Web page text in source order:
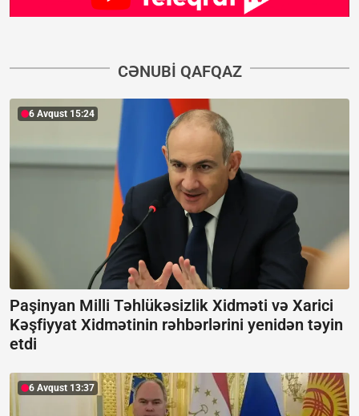
CƏNUBI QAFQAZ
6 Avqust 15:24
Paşinyan Milli Təhlükəsizlik Xidməti və Xarici
Kəşfiyyat Xidmətinin rəhbərlərini yenidən təyin
etdi
6 Avqust 13:37